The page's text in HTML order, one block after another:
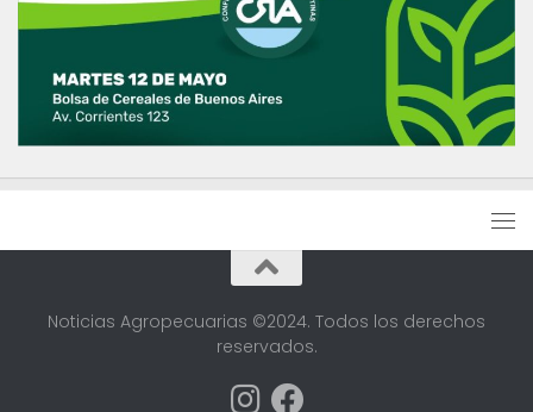
Noticias Agropecuarias ©2024. Todos los derechos
reservados.